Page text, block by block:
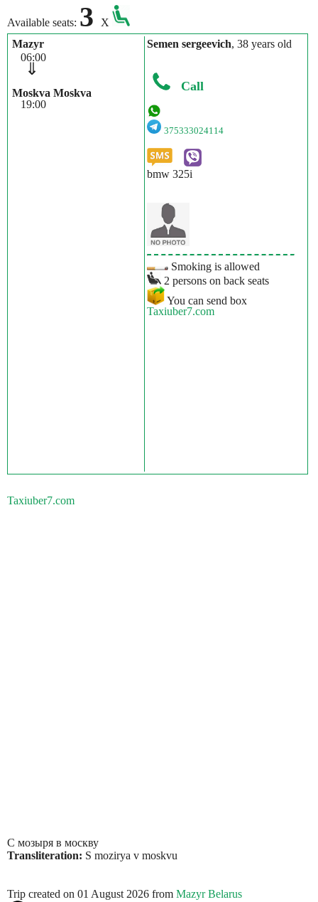
Available seats: 3
X
Mazyr
06:00
⇓
Moskva Moskva
19:00
Semen sergeevich, 38 years old
Call
375333024114
bmw 325i
Smoking is allowed
2 persons on back seats
You can send box
Taxiuber7.com
Taxiuber7.com
С мозыря в москву
Transliteration: S mozirya v moskvu
Trip created on 01 August 2026 from Mazyr Belarus